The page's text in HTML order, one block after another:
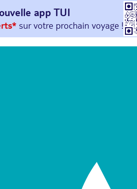
app TUI
sur votre prochain